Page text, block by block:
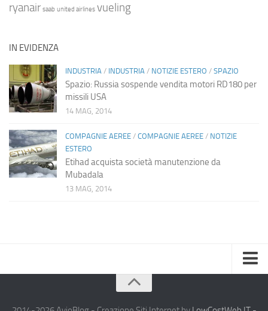
ryanair saab united airlines vueling
IN EVIDENZA
INDUSTRIA / INDUSTRIA / NOTIZIE ESTERO / SPAZIO
Spazio: Russia sospende vendita motori RD180 per
missili USA
14 MAG, 2014
COMPAGNIE AEREE / COMPAGNIE AEREE / NOTIZIE
ESTERO
Etihad acquista società manutenzione da
Mubadala
13 MAG, 2014
Chi Siamo